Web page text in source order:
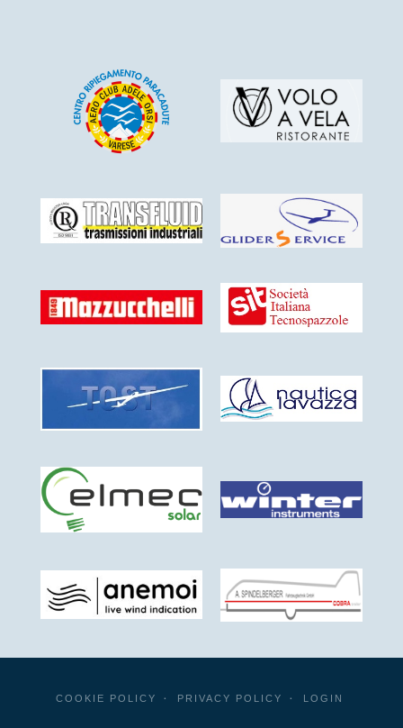
COOKIE POLICY PRIVACY POLICY LOGIN